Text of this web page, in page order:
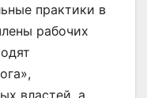
практики в
рабочих
властей, а